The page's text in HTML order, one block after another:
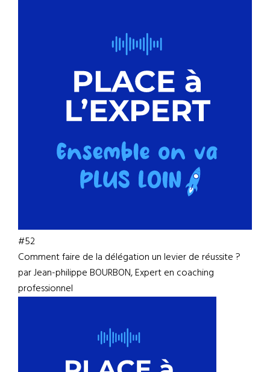
#52
Comment faire de la délégation un levier de réussite ?
par Jean-philippe BOURBON, Expert en coaching
professionnel